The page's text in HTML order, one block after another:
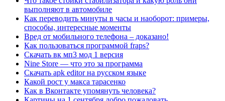
выполняют в автомобиле
Как переводить минуты в часы и наоборот: примеры,
способы, интересные моменты
Вред от мобильного телефона – доказано!
Как пользоваться программой fraps?
Скачать вк мп3 мод 1 версия
Nine Store — что это за программа
Скачать apk editor на русском языке
Какой рост у макса тарасенко
Как в Вконтакте упомянуть человека?